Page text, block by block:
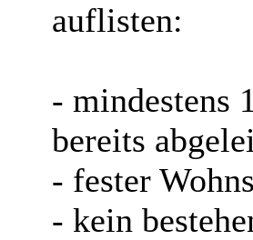
auflisten:
- mindestens
bereits
- fester
- kein